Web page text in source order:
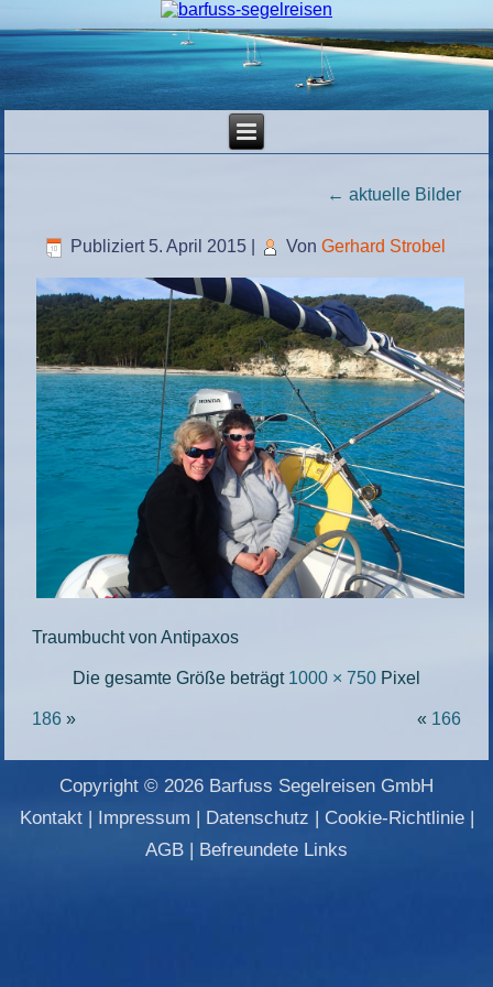
← aktuelle Bilder
Publiziert 5. April 2015 Von Gerhard Strobel
Traumbucht von Antipaxos
Die gesamte Größe beträgt 1000 × 750 Pixel
186 » « 166
Copyright © 2026 Barfuss Segelreisen GmbH
Kontakt| Impressum Datenschutz Cookie-Richtlinie|
AGB
Befreundete Links